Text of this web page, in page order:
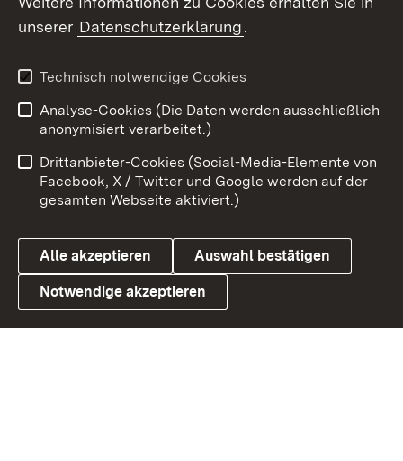
Youtube
Link zum Landesportal
Impressum
Kontakt
Barrierefreiheit
Datenschutz
Cookies
unserer Datenschutzerklärung.
Technisch notwendige Cookies
Analyse-Cookies (Die Daten werden ausschließlich
anonymisiert verarbeitet.)
Drittanbieter-Cookies (Social-Media-Elemente von
Facebook, X / Twitter und Google werden auf der
gesamten Webseite aktiviert.)
Alle akzeptieren Auswahl bestätigen
Notwendige akzeptieren